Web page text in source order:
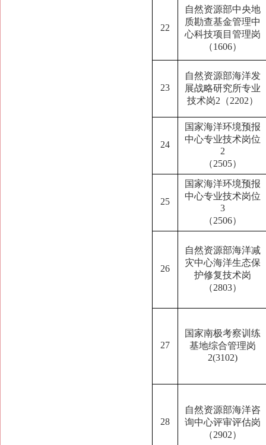
22
自然资源部中央地
质勘查基金管理中
心科技项目管理岗
（1606）
23
自然资源部海洋发
展战略研究所专业
技术岗2（2202）
24
国家海洋环境预报
中心专业技术岗位
2
（2505）
25
国家海洋环境预报
中心专业技术岗位
3
（2506）
26
自然资源部海洋减
灾中心海洋生态保
护修复技术岗
（2803）
27
国家南极考察训练
基地综合管理岗
2(3102)
28
自然资源部海洋咨
询中心评审评估岗
（2902）